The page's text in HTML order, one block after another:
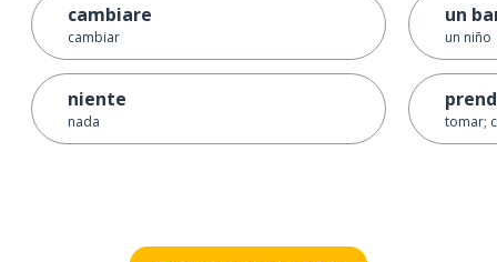
cambiare
cambiar
niente
nada
un
un niño
tomar;